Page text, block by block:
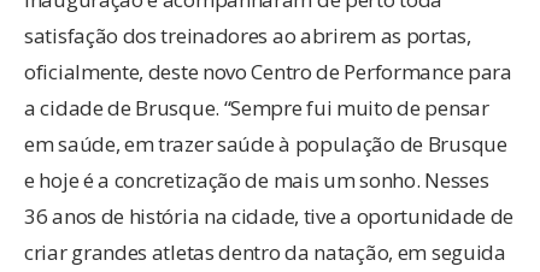
satisfação dos treinadores ao abrirem as portas,
oficialmente, deste novo Centro de Performance para
a cidade de Brusque. “Sempre fui muito de pensar
em saúde, em trazer saúde à população de Brusque
e hoje é a concretização de mais um sonho. Nesses
36 anos de história na cidade, tive a oportunidade de
criar grandes atletas dentro da natação, em seguida